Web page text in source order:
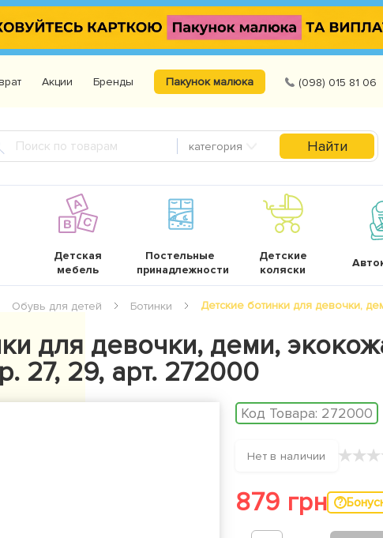
Акции Бренды Пакунок малюка (098) 015 81 06
категория Найти
Детская
мебель
Постельные
принадлежности
Детские
коляски
Обувь для детей Ботинки Детские ботинки для девочки,
для девочки, деми,
27, 29, арт. 272000
Код Товара: 272000
Нет в наличии ★★★
879 грн